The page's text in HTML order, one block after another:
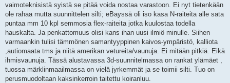
vaimoteknisistä syistä se pitää voida nostaa varastoon. Ei nyt tietenkään
ole rahaa mutta suunnittelen silti; eBayssä oli iso kasa N-raiteita alle sata
puntaa mm 10 kpl semmosia flex-raiteita jotka kuulostaa todella
hauskalta. Ja penkattomuus olisi kans ihan uusi ilmiö minulle. Siihen
varmaankin tulisi tämmönen samantyyppinen kaivos-ympäristö, kalliota
,autiomaata tms ja niitä amerikan vetureita/vaunuja. Ei mitään pitkiä. Eikä
ihmisvaunuja. Tässä alustavassa 3d-suunnitelmassa on rankat ylämäet ,
tuossa märklinmaailmassa on vielä jyrkemmät ja se toimii silti. Tuo on
perusmuodoltaan kaksinkerroin taitettu koiranluu.